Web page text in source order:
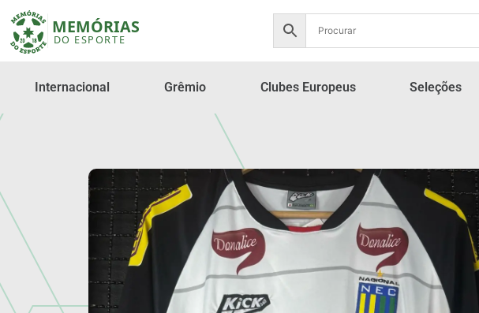
Internacional Grêmio Clubes Europeus Seleções